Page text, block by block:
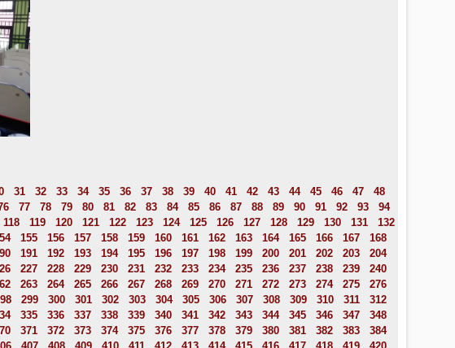
31 32 33 34 35 36 37 38 39 40 41 42 43 44 45 46 47
48
77 78 79 80 81 82 83 84 85 86 87 88 89 90 91 92 93
94
118 119 120 121 122 123 124 125 126 127 128 129 130 131
132
155 156 157 158 159 160 161 162 163 164 165 166 167
168
191 192 193 194 195 196 197 198 199 200 201 202 203
204
227 228 229 230 231 232 233 234 235 236 237 238 239
240
263 264 265 266 267 268 269 270 271 272 273 274 275
276
299 300 301 302 303 304 305 306 307 308 309 310 311
312
335 336 337 338 339 340 341 342 343 344 345 346 347
348
371 372 373 374 375 376 377 378 379 380 381 382 383
384